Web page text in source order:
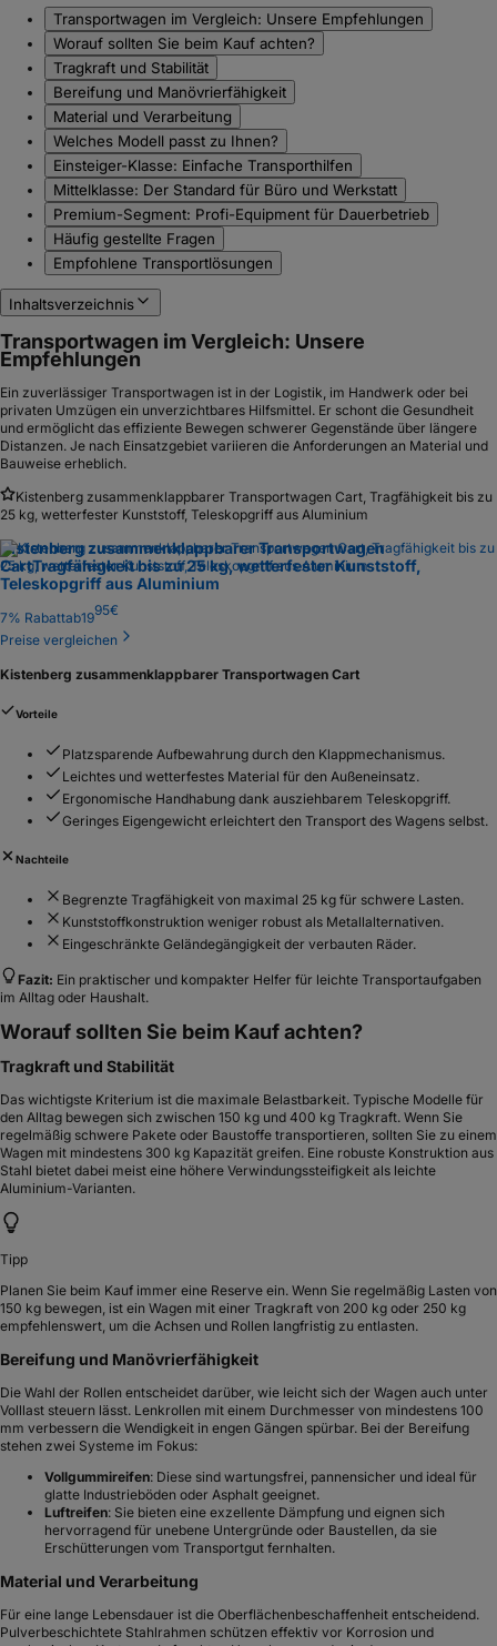
Transportwagen im Vergleich: Unsere Empfehlungen
Worauf sollten Sie beim Kauf achten?
Tragkraft und Stabilität
Bereifung und Manövrierfähigkeit
Material und Verarbeitung
Welches Modell passt zu Ihnen?
Einsteiger-Klasse: Einfache Transporthilfen
Mittelklasse: Der Standard für Büro und Werkstatt
Premium-Segment: Profi-Equipment für Dauerbetrieb
Häufig gestellte Fragen
Empfohlene Transportlösungen
Inhaltsverzeichnis
Transportwagen im Vergleich: Unsere
Empfehlungen
Ein zuverlässiger Transportwagen ist in der Logistik, im Handwerk oder bei
privaten Umzügen ein unverzichtbares Hilfsmittel. Er schont die Gesundheit
und ermöglicht das effiziente Bewegen schwerer Gegenstände über längere
Distanzen. Je nach Einsatzgebiet variieren die Anforderungen an Material und
Bauweise erheblich.
Kistenberg zusammenklappbarer Transportwagen Cart, Tragfähigkeit bis zu
25 kg, wetterfester Kunststoff, Teleskopgriff aus Aluminium
Kistenberg zusammenklappbarer Transportwagen
CartTragfähigkeit bis zu 25 kg, wetterfester Kunststoff,
Teleskopgriff aus Aluminium
7% Rabattab1995€
Preise vergleichen
Kistenberg zusammenklappbarer Transportwagen Cart
Vorteile
Platzsparende Aufbewahrung durch den Klappmechanismus.
Leichtes und wetterfestes Material für den Außeneinsatz.
Ergonomische Handhabung dank ausziehbarem Teleskopgriff.
Geringes Eigengewicht erleichtert den Transport des Wagens selbst.
Nachteile
Begrenzte Tragfähigkeit von maximal 25 kg für schwere Lasten.
Kunststoffkonstruktion weniger robust als Metallalternativen.
Eingeschränkte Geländegängigkeit der verbauten Räder.
Fazit: Ein praktischer und kompakter Helfer für leichte Transportaufgaben
im Alltag oder Haushalt.
Worauf sollten Sie beim Kauf achten?
Tragkraft und Stabilität
Das wichtigste Kriterium ist die maximale Belastbarkeit. Typische Modelle für
den Alltag bewegen sich zwischen 150 kg und 400 kg Tragkraft. Wenn Sie
regelmäßig schwere Pakete oder Baustoffe transportieren, sollten Sie zu einem
Wagen mit mindestens 300 kg Kapazität greifen. Eine robuste Konstruktion aus
Stahl bietet dabei meist eine höhere Verwindungssteifigkeit als leichte
Aluminium-Varianten.
Tipp
Planen Sie beim Kauf immer eine Reserve ein. Wenn Sie regelmäßig Lasten von
150 kg bewegen, ist ein Wagen mit einer Tragkraft von 200 kg oder 250 kg
empfehlenswert, um die Achsen und Rollen langfristig zu entlasten.
Bereifung und Manövrierfähigkeit
Die Wahl der Rollen entscheidet darüber, wie leicht sich der Wagen auch unter
Volllast steuern lässt. Lenkrollen mit einem Durchmesser von mindestens 100
mm verbessern die Wendigkeit in engen Gängen spürbar. Bei der Bereifung
stehen zwei Systeme im Fokus:
Vollgummireifen: Diese sind wartungsfrei, pannensicher und ideal für
glatte Industrieböden oder Asphalt geeignet.
Luftreifen: Sie bieten eine exzellente Dämpfung und eignen sich
hervorragend für unebene Untergründe oder Baustellen, da sie
Erschütterungen vom Transportgut fernhalten.
Material und Verarbeitung
Für eine lange Lebensdauer ist die Oberflächenbeschaffenheit entscheidend.
Pulverbeschichtete Stahlrahmen schützen effektiv vor Korrosion und